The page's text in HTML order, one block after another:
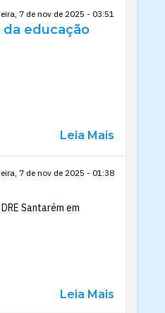
7 de nov de 2025 - 03:51
da educação
Leia Mais
7 de nov de 2025 - 01:38
Santarém em
Leia Mais